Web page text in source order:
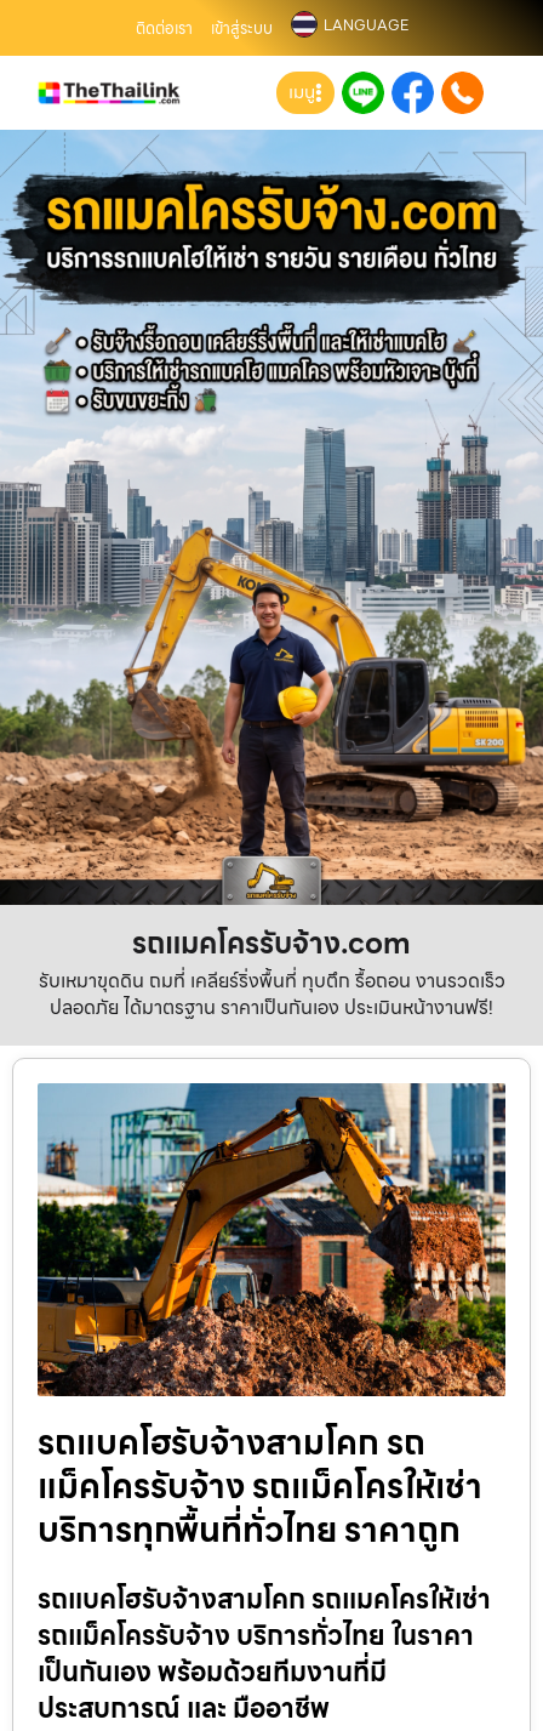
ติดต่อเรา เข้าสู่ระบบ LANGUAGE
เมนู
รถแมคโครรับจ้าง.com
รับเหมาขุดดิน ถมที่ เคลียร์ริ่งพื้นที่ ทุบตึก รื้อถอน งานรวดเร็ว
ปลอดภัย ได้มาตรฐาน ราคาเป็นกันเอง ประเมินหน้างานฟรี!
รถแบคโฮรับจ้างสามโคก รถ
แม็คโครรับจ้าง รถแม็คโครให้เช่า
บริการทุกพื้นที่ทั่วไทย ราคาถูก
รถแบคโฮรับจ้างสามโคก รถแมคโครให้เช่า
รถแม็คโครรับจ้าง บริการทั่วไทย ในราคา
เป็นกันเอง พร้อมด้วยทีมงานที่มี
ประสบการณ์ และ มืออาชีพ